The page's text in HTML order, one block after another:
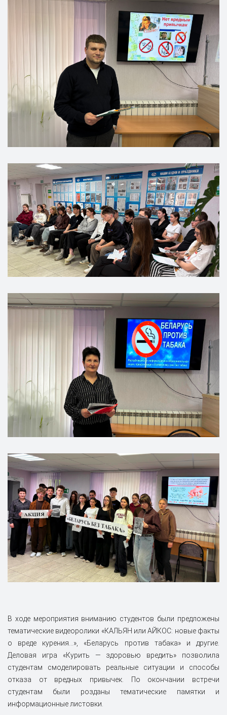
В ходе мероприятия вниманию студентов были предложены
тематические видеоролики «КАЛЬЯН или АЙКОС: новые факты
о вреде курения…», «Беларусь против табака» и другие.
Деловая игра «Курить — здоровью вредить» позволила
студентам смоделировать реальные ситуации и способы
отказа от вредных привычек. По окончании встречи
студентам были розданы тематические памятки и
информационные листовки.